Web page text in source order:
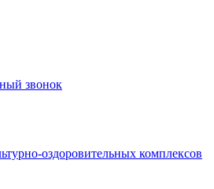
звонок
оздоровительных комплексов